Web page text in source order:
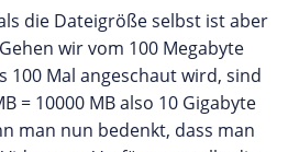
die Dateigröße selbst ist aber
wir vom 100 Megabyte
100 Mal angeschaut wird, sind
= 10000 MB also 10 Gigabyte
man nun bedenkt, dass man